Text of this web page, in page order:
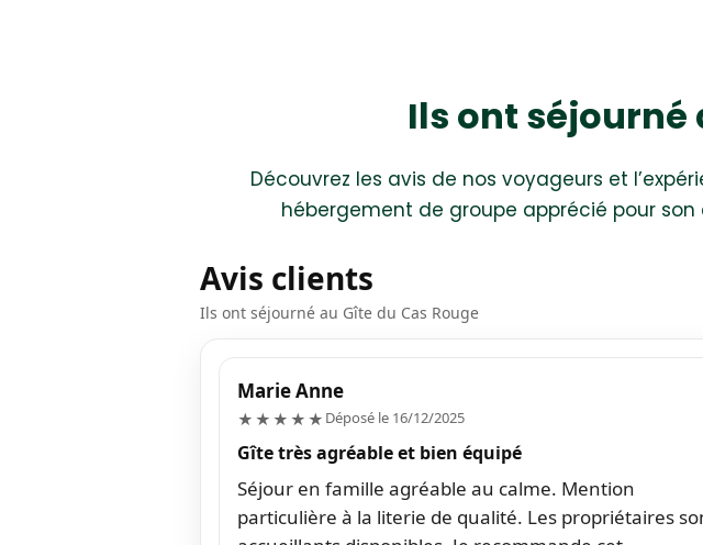
Ils ont séjourné
Découvrez les avis de nos voyageurs et
hébergement de groupe apprécié pour
Avis clients
Ils ont séjourné au Gîte du Cas Rouge
Marie Anne
★★★★★ 5/5
Déposé le 16/12/2025
Gîte très agréable et bien équipé
Séjour en famille agréable au calme. Mention
particulière à la literie de qualité. Les propriétaires